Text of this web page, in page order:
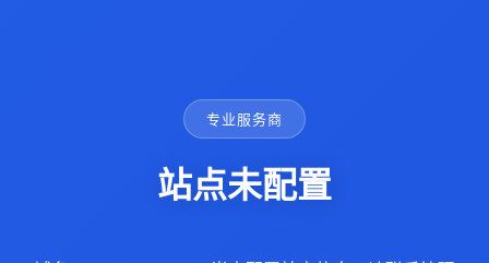
专业服务商
站点未配置